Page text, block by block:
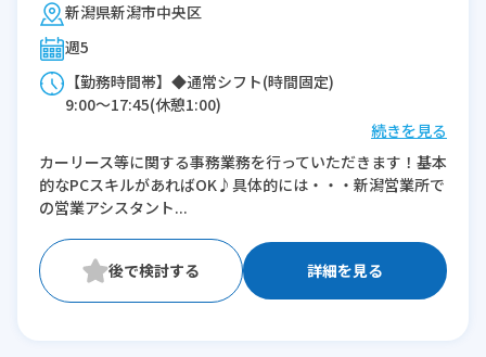
新潟県新潟市中央区
週5
【勤務時間帯】◆通常シフト(時間固定)
9:00〜17:45(休憩1:00)
※残業：5〜10時間程度/月
続きを見る
カーリース等に関する事務業務を行っていただきます！基本
的なPCスキルがあればOK♪具体的には・・・新潟営業所で
の営業アシスタント...
詳細を見る